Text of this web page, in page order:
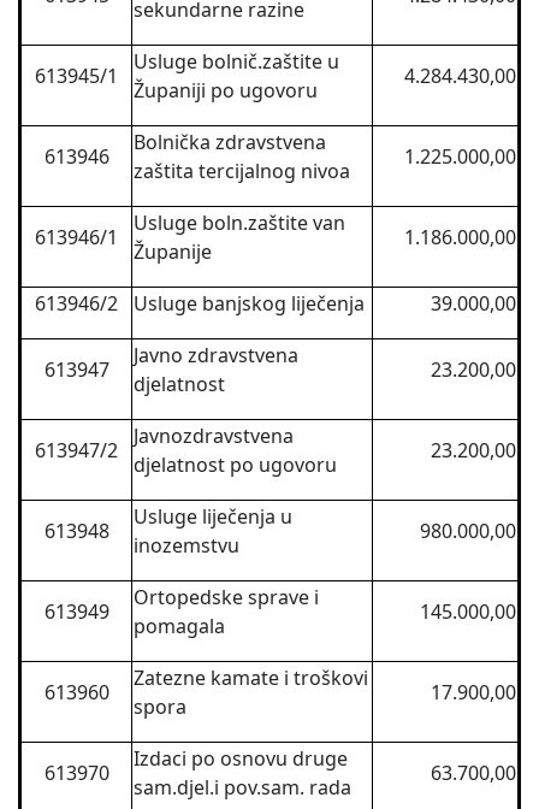
sekundarne razine
613945/1
Usluge bolnič.zaštite u
Županiji po ugovoru
4.284.430,00
613946
Bolnička zdravstvena
zaštita tercijalnog nivoa
1.225.000,00
613946/1
Usluge boln.zaštite van
Županije
1.186.000,00
613946/2 Usluge banjskog liječenja 39.000,00
613947
Javno zdravstvena
djelatnost
23.200,00
613947/2
Javnozdravstvena
djelatnost po ugovoru
23.200,00
613948
Usluge liječenja u
inozemstvu
980.000,00
613949
Ortopedske sprave i
pomagala
145.000,00
613960
Zatezne kamate i troškovi
spora
17.900,00
613970
Izdaci po osnovu druge
sam.djel.i pov.sam. rada
63.700,00